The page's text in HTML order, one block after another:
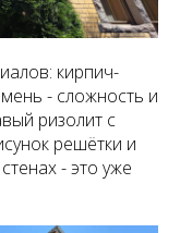
кирпич-
- сложность и
ризолит с
решётки и
- это уже